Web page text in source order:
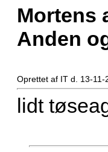
Mortens
Anden
Oprettet af IT d. 13-11-
lidt